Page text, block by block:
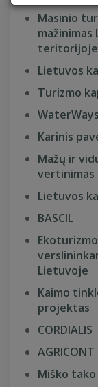
Masinio
teritorijoje
Lietuvos
Turizmo
WaterWays
Karinis
Mažų ir
vertinimas
Lietuvos
BASCIL
Lietuvoje
Kaimo
projektas
CORDIALIS
AGRICONT
Miško